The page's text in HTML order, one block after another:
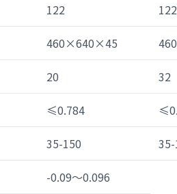
122 122
460×640×45
20 32
≤0.784
35-150
-0.09～0.096